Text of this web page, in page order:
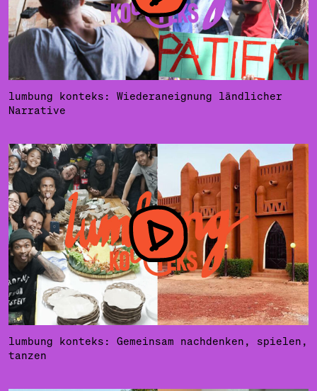
lumbung konteks: Wiederaneignung ländlicher
Narrative
lumbung konteks: Gemeinsam nachdenken, spielen,
tanzen